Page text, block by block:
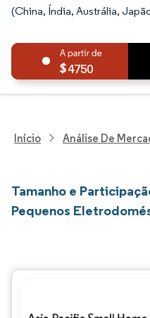
(China, Índia, Austrália,
4750
Início Análise De
Tamanho e
Pequenos